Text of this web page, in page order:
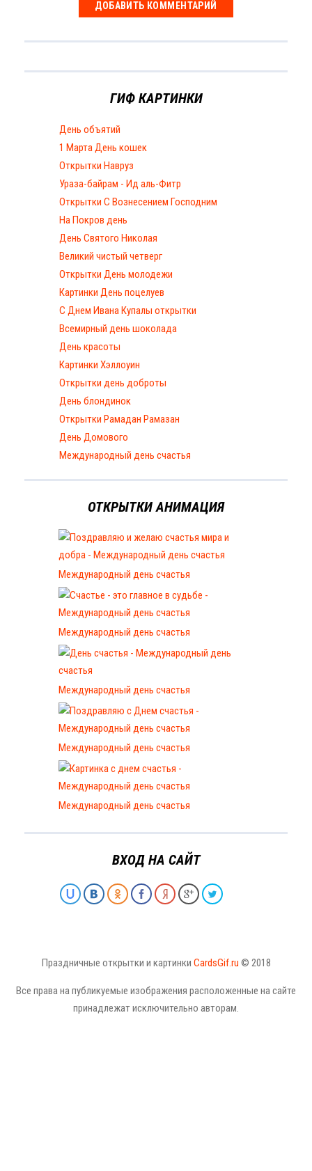
ГИФ КАРТИНКИ
День объятий
1 Марта День кошек
Открытки Навруз
Ураза-байрам - Ид аль-Фитр
Открытки С Вознесением Господним
На Покров день
День Святого Николая
Великий чистый четверг
Открытки День молодежи
Картинки День поцелуев
С Днем Ивана Купалы открытки
Всемирный день шоколада
День красоты
Картинки Хэллоуин
Открытки день доброты
День блондинок
Открытки Рамадан Рамазан
День Домового
Международный день счастья
ОТКРЫТКИ АНИМАЦИЯ
Международный день счастья
Международный день счастья
Международный день счастья
Международный день счастья
Международный день счастья
ВХОД НА САЙТ
Праздничные открытки и картинки CardsGif.ru © 2018
Все права на публикуемые изображения расположенные на сайте
принадлежат исключительно авторам.